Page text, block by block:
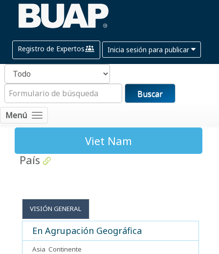
Registro de Expertos Inicia sesión para publicar
Buscar
Menú
Viet Nam
País
VISIÓN GENERAL
En Agrupación Geográfica
Asia Continente